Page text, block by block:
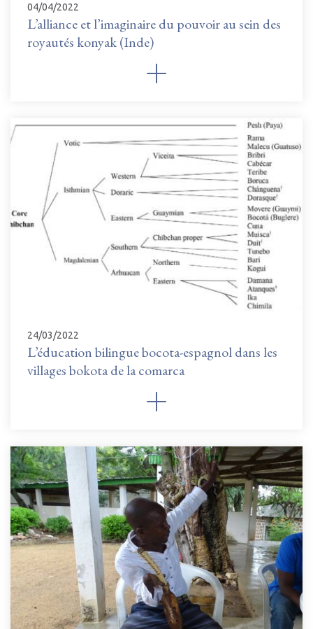
04/04/2022
L’alliance et l’imaginaire du pouvoir au sein des
royautés konyak (Inde)
24/03/2022
L’éducation bilingue bocota-espagnol dans les
villages bokota de la comarca